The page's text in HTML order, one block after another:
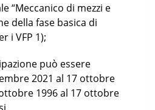
“Meccanico di mezzi e
della fase basica di
i VFP 1);
può essere
2021 al 17 ottobre
1996 al 17 ottobre